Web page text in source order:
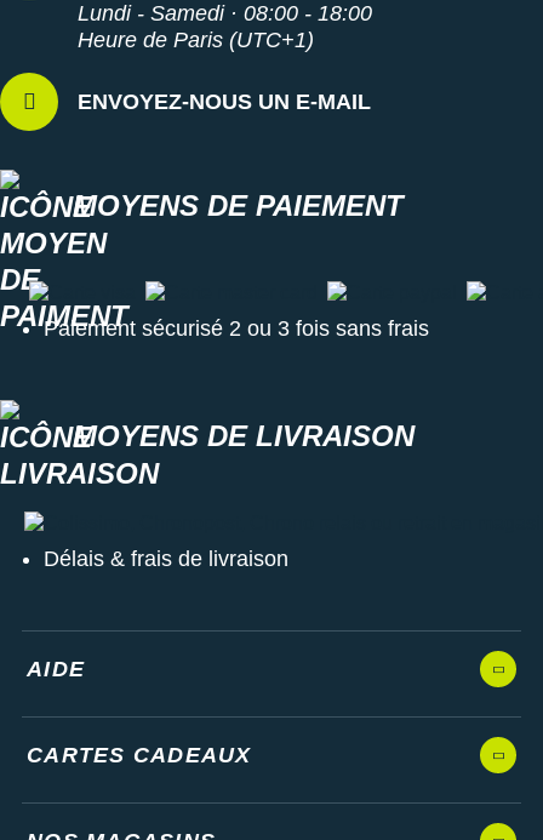
Lundi - Samedi · 08:00 - 18:00
Heure de Paris (UTC+1)
ENVOYEZ-NOUS UN E-MAIL
MOYENS DE PAIEMENT
Carte visa Carte master card Carte paypal Carte
Paiement sécurisé 2 ou 3 fois sans frais
MOYENS DE LIVRAISON
Colissimo, Chronopost, Chrono relais ou retrait en magasin
Délais & frais de livraison
AIDE
CARTES CADEAUX